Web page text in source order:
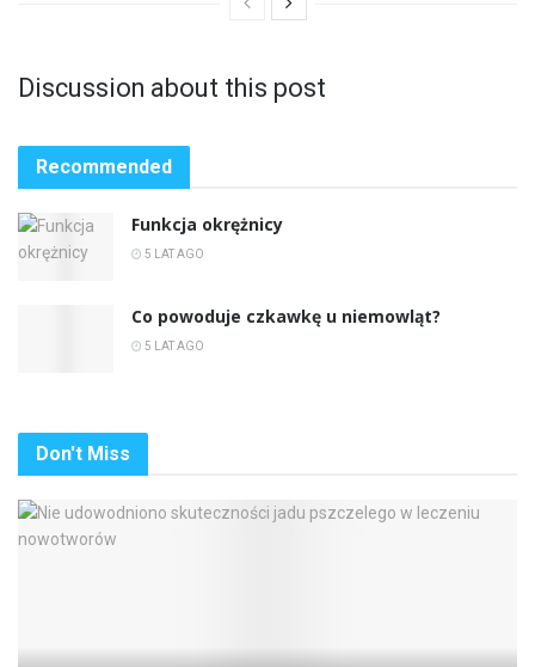
Discussion about this post
Recommended
Funkcja okrężnicy
5 LAT AGO
Co powoduje czkawkę u niemowląt?
5 LAT AGO
Don't Miss